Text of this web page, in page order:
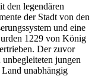
den legendären
der Stadt von den
und eine
1229 von König
Der zuvor
jungen
unabhängig